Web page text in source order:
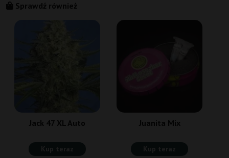
Sprawdź również
Jack 47 XL Auto
Kup teraz
Juanita Mix
Kup teraz